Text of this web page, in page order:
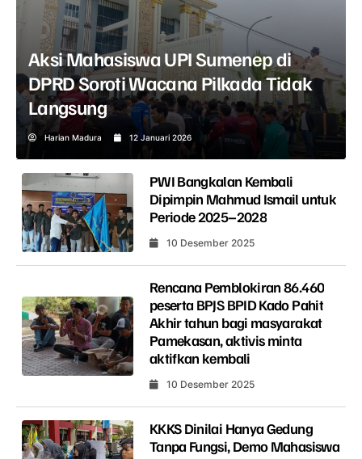
Aksi Mahasiswa UPI Sumenep di
DPRD Soroti Wacana Pilkada Tidak
Langsung
Harian Madura 12 Januari 2026
PWI Bangkalan Kembali
Dipimpin Mahmud Ismail untuk
Periode 2025–2028
10 Desember 2025
Rencana Pemblokiran 86.460
peserta BPJS BPID Kado Pahit
Akhir tahun bagi masyarakat
Pamekasan, aktivis minta
aktifkan kembali
10 Desember 2025
KKKS Dinilai Hanya Gedung
Tanpa Fungsi, Demo Mahasiswa